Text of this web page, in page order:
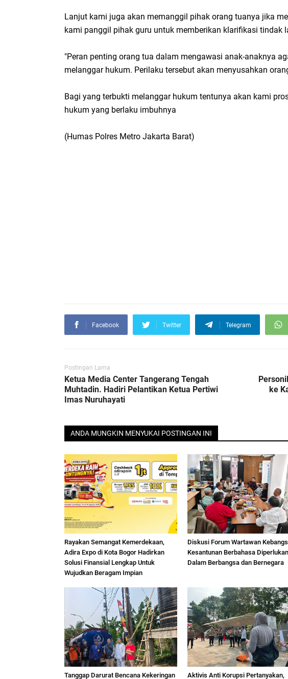
Lanjut kami juga akan memanggil pihak orang tuanya jika
kami panggil pihak guru untuk memberikan klarifikasi tindak
"Peran penting orang tua dalam mengawasi anak-anaknya
melanggar hukum. Perilaku tersebut akan menyusahkan
Bagi yang terbukti melanggar hukum tentunya akan kami
hukum yang berlaku imbuhnya
(Humas Polres Metro Jakarta Barat)
Facebook Twitter Telegram
Postingan Lama
Ketua Media Center Tangerang Tengah
Muhtadin. Hadiri Pelantikan Ketua Pertiwi
Imas Nuruhayati
ke
ANDA MUNGKIN MENYUKAI POSTINGAN INI
Rayakan Semangat Kemerdekaan,
Adira Expo di Kota Bogor Hadirkan
Solusi Finansial Lengkap Untuk
Wujudkan Beragam Impian
Diskusi Forum Wartawan
Kesantunan Berbahasa Diperlukan
Dalam Berbangsa dan Bernegara
Tanggap Darurat Bencana Kekeringan Aktivis Anti Korupsi Pertanyakan,